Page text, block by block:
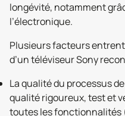
longévité, notamment
l’électronique.
Plusieurs facteurs
d’un téléviseur Sony
La qualité du processus
qualité rigoureux, test et
toutes les fonctionnalités